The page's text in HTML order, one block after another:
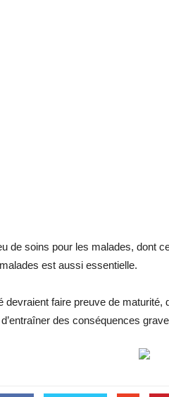
de soins pour les malades, dont
est aussi essentielle.
devraient faire preuve de maturité,
des conséquences